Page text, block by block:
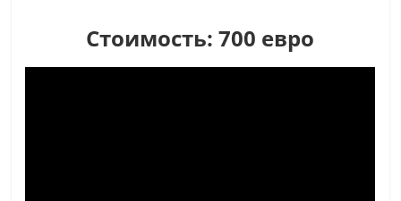
Стоимость: 700 евро